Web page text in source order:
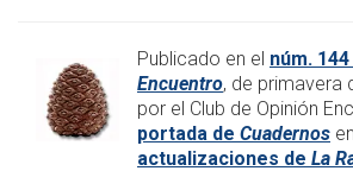
Publicado en el núm.
Encuentro, de primavera
por el Club de Opinión
portada de Cuadernos en
actualizaciones de La